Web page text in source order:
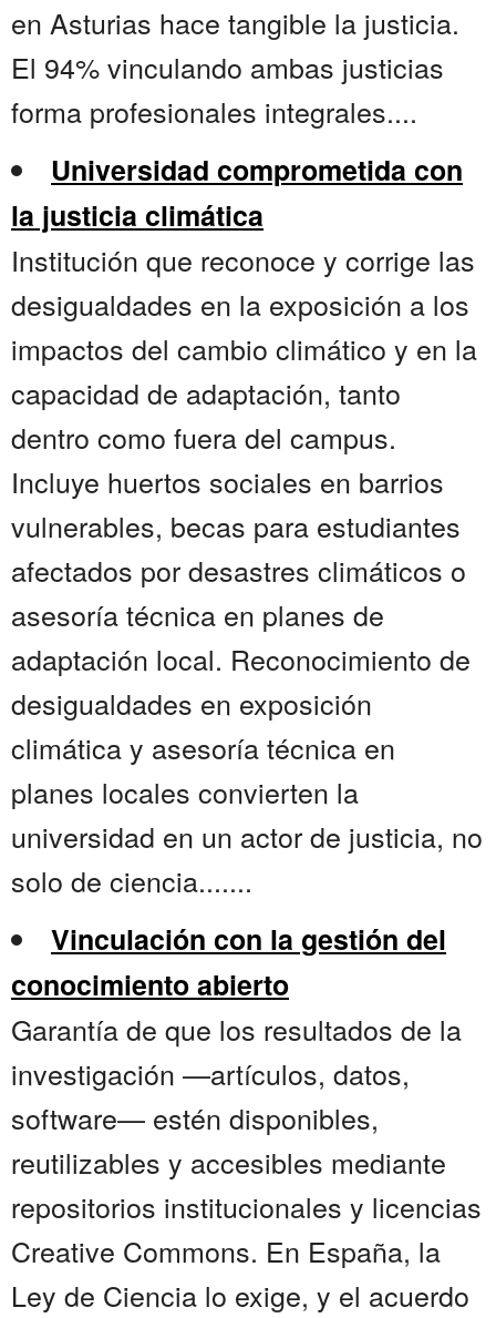
en Asturias hace tangible la justicia.
El 94% vinculando ambas justicias
forma profesionales integrales....
Universidad comprometida con
la justicia climática
Institución que reconoce y corrige las
desigualdades en la exposición a los
impactos del cambio climático y en la
capacidad de adaptación, tanto
dentro como fuera del campus.
Incluye huertos sociales en barrios
vulnerables, becas para estudiantes
afectados por desastres climáticos o
asesoría técnica en planes de
adaptación local. Reconocimiento de
desigualdades en exposición
climática y asesoría técnica en
planes locales convierten la
universidad en un actor de justicia, no
solo de ciencia.......
Vinculación con la gestión del
conocimiento abierto
Garantía de que los resultados de la
investigación —artículos, datos,
software— estén disponibles,
reutilizables y accesibles mediante
repositorios institucionales y licencias
Creative Commons. En España, la
Ley de Ciencia lo exige, y el acuerdo